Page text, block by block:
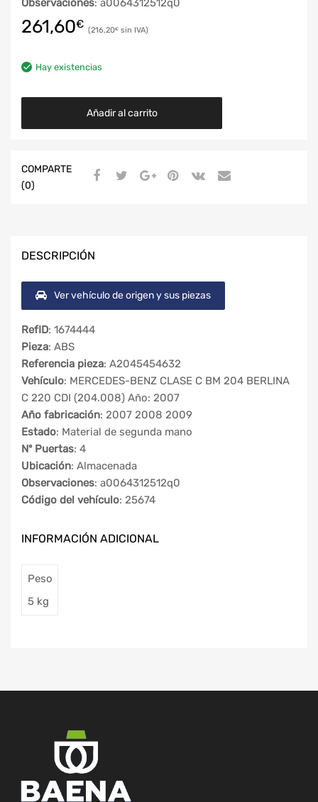
Observaciones: a0064312512q0
261,60€ 216,20€
Hay existencias
Añadir al carrito
COMPARTE
(0)
DESCRIPCIÓN
Ver vehículo de origen y sus piezas
RefID: 1674444
Pieza: ABS
Referencia pieza: A2045454632
Vehículo: MERCEDES-BENZ CLASE C BM 204 BERLINA
C 220 CDI (204.008) Año: 2007
Año fabricación: 2007 2008 2009
Estado: Material de segunda mano
Nº Puertas: 4
Ubicación: Almacenada
Observaciones: a0064312512q0
Código del vehículo: 25674
INFORMACIÓN ADICIONAL
Peso
5 kg